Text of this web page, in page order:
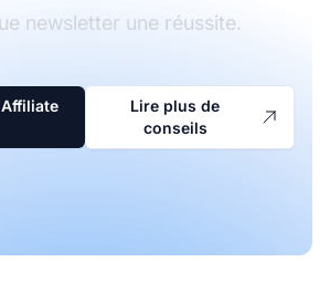
newsletter une réussite.
Lire plus de
conseils